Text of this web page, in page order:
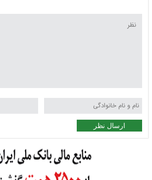
ارسال نظر